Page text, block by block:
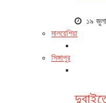
১৯
মালয়েশিয়া
সিঙ্গাপুর